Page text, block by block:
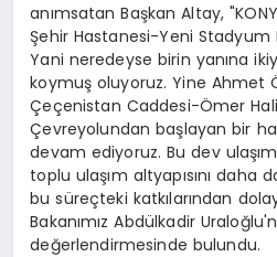
anımsatan Başkan Altay,
Şehir Hastanesi-Yeni Stadyum
Yani neredeyse birin yanına
koymuş oluyoruz. Yine Ahmet
Çeçenistan Caddesi-Ömer
Çevreyolundan başlayan bir
devam ediyoruz. Bu dev ulaşım
toplu ulaşım altyapısını daha
bu süreçteki katkılarından
Bakanımız Abdülkadir
değerlendirmesinde bulundu.